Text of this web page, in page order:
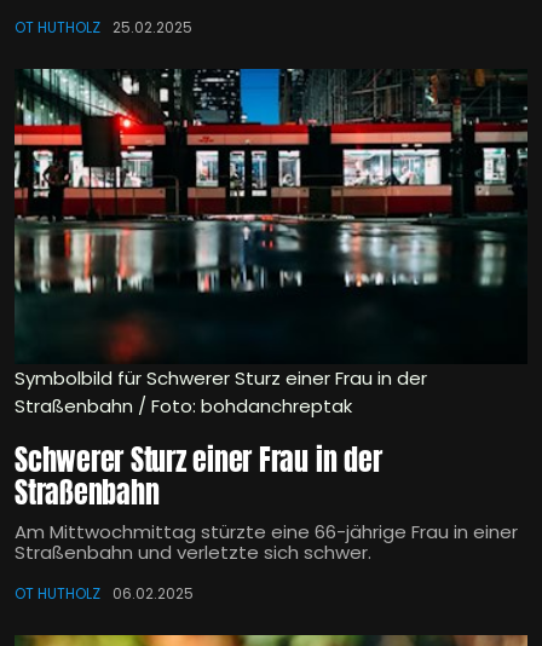
OT HUTHOLZ 25.02.2025
Symbolbild für Schwerer Sturz einer Frau in der
Straßenbahn / Foto: bohdanchreptak
Schwerer Sturz einer Frau in der
Straßenbahn
Am Mittwochmittag stürzte eine 66-jährige Frau in einer
Straßenbahn und verletzte sich schwer.
OT HUTHOLZ 06.02.2025